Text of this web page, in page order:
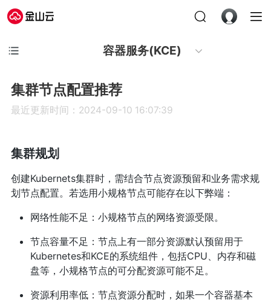
容器服务(KCE)
集群节点配置推荐
最近更新时间：2024-09-10 16:07:39
集群规划
创建Kubernets集群时，需结合节点资源预留和业务需求规
划节点配置。若选用小规格节点可能存在以下弊端：
网络性能不足：小规格节点的网络资源受限。
节点容量不足：节点上有一部分资源默认预留用于
Kubernetes和KCE的系统组件，包括CPU、内存和磁
盘等，小规格节点的可分配资源可能不足。
资源利用率低：节点资源分配时，如果一个容器基本